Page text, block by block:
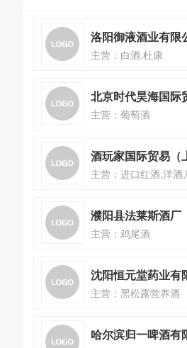
洛阳御液酒业有限
主营：白酒.杜康
主营：葡萄酒
主营：进口红酒,洋酒
濮阳县法莱斯酒厂
主营：鸡尾酒
沈阳恒元堂药业有
主营：黑松露营养酒
哈尔滨归一啤酒有